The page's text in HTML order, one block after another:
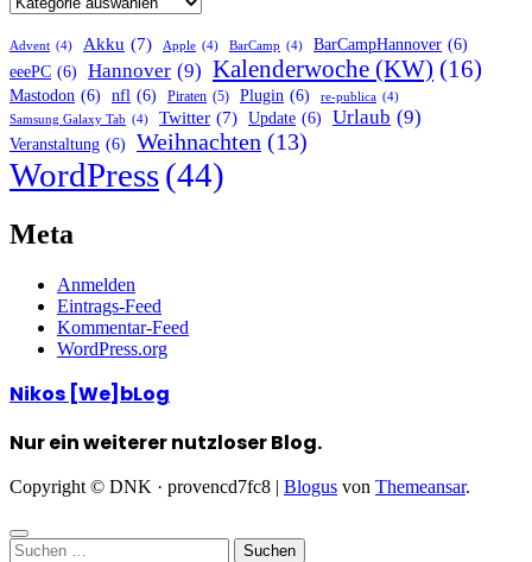
Advent (4) Akku (7) Apple (4) BarCamp (4) BarCampHannover (6)
eeePC (6) Hannover (9) Kalenderwoche (KW) (16)
Mastodon (6) nfl (6) Piraten (5) Plugin (6) re-publica (4)
Samsung Galaxy Tab (4) Twitter (7) Update (6) Urlaub (9)
Veranstaltung (6) Weihnachten (13)
WordPress(44)
Meta
Anmelden
Eintrags-Feed
Kommentar-Feed
WordPress.org
Nikos [We]bLog
Nur ein weiterer nutzloser Blog.
Copyright © DNK · provencd7fc8 | Blogus von Themeansar.
Suchen